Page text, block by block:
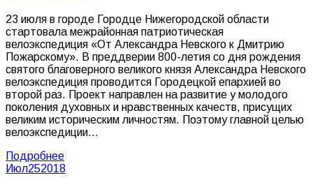
23 июля в городе Городце Нижегородской области
стартовала межрайонная патриотическая
велоэкспедиция «От Александра Невского к Дмитрию
Пожарскому». В преддверии 800-летия со дня рождения
святого благоверного великого князя Александра Невского
велоэкспедиция проводится Городецкой епархией во
второй раз. Проект направлен на развитие у молодого
поколения духовных и нравственных качеств, присущих
великим историческим личностям. Поэтому главной целью
велоэкспедиции…
Подробнее
Июл252018